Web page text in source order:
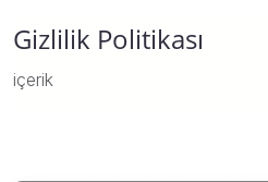
Gizlilik Politikası
içerik